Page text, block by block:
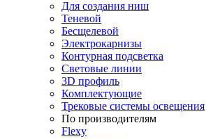
Для создания ниш
Теневой
Бесщелевой
Электрокарнизы
Контурная подсветка
Световые линии
3D профиль
Комплектующие
Трековые системы освещения
По производителям
Flexy